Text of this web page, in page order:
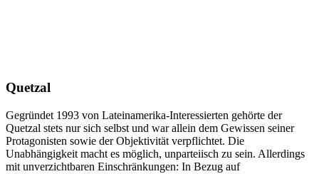
Quetzal
Gegründet 1993 von Lateinamerika-Interessierten gehörte der
Quetzal stets nur sich selbst und war allein dem Gewissen seiner
Protagonisten sowie der Objektivität verpflichtet. Die
Unabhängigkeit macht es möglich, unparteiisch zu sein. Allerdings
mit unverzichtbaren Einschränkungen: In Bezug auf